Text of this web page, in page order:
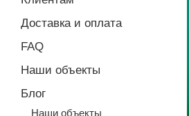
Доставка и оплата
FAQ
Наши объекты
Блог
Наши объекты